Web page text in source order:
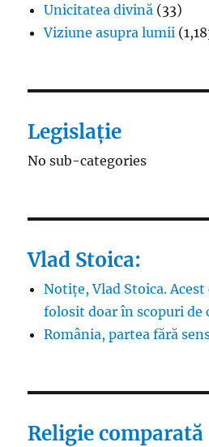
Unicitatea divină (33)
Viziune asupra lumii
Legislație
No sub-categories
Vlad Stoica:
Notițe, Vlad Stoica.
folosit doar în scopuri de
România, partea fără
Religie comparată